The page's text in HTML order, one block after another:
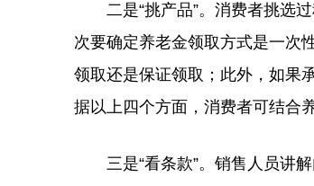
二是“挑产品”。消费者挑选过
次要确定养老金领取方式是一次
领取还是保证领取；此外，如果
据以上四个方面，消费者可结合
三是“看条款”。销售人员讲解